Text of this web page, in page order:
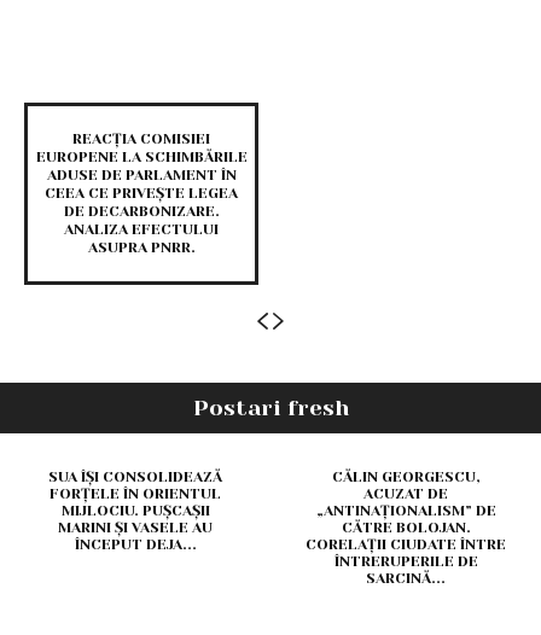
REACȚIA COMISIEI
EUROPENE LA SCHIMBĂRILE
ADUSE DE PARLAMENT ÎN
CEEA CE PRIVEȘTE LEGEA
DE DECARBONIZARE.
ANALIZA EFECTULUI
ASUPRA PNRR.
Postari fresh
SUA ÎȘI CONSOLIDEAZĂ
FORȚELE ÎN ORIENTUL
MIJLOCIU. PUȘCAȘII
MARINI ȘI VASELE AU
ÎNCEPUT DEJA...
CĂLIN GEORGESCU,
ACUZAT DE
„ANTINAȚIONALISM” DE
CĂTRE BOLOJAN.
CORELAȚII CIUDATE ÎNTRE
ÎNTRERUPERILE DE
SARCINĂ...